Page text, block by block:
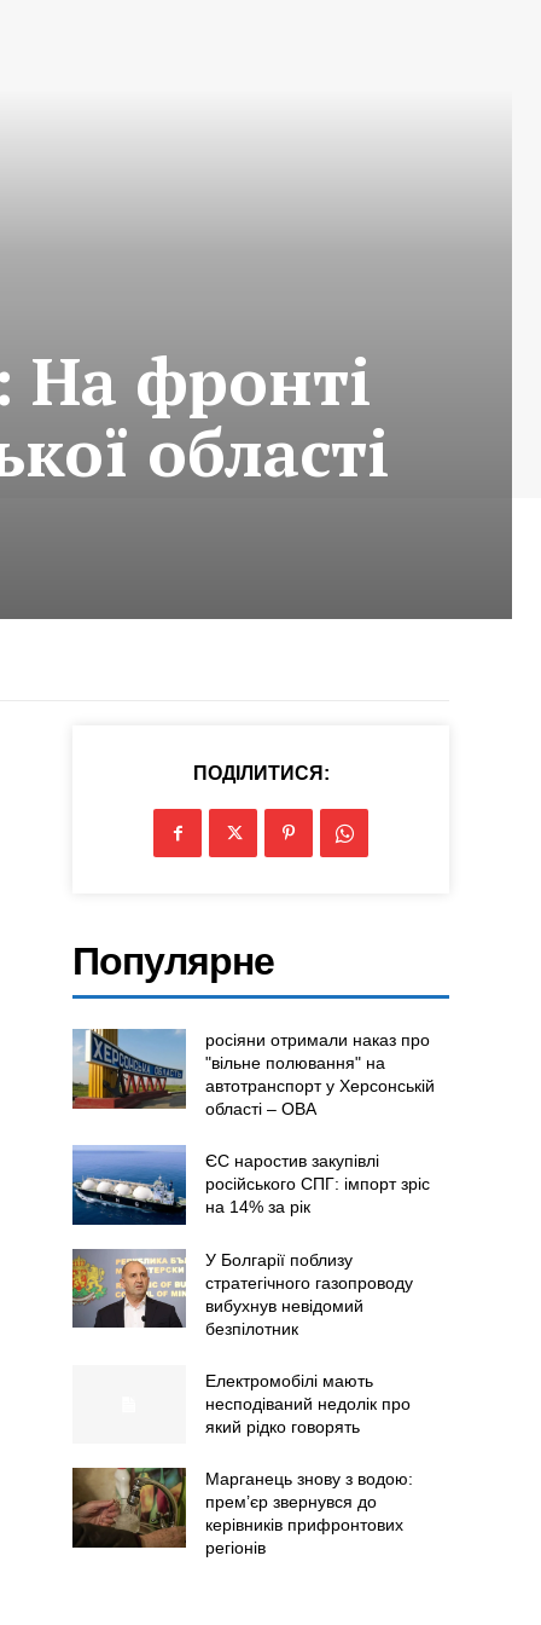
фронті
області
ПОДІЛИТИСЯ:
Популярне
росіяни отримали наказ про
"вільне полювання" на
автотранспорт у Херсонській
області – ОВА
ЄС наростив закупівлі
російського СПГ: імпорт зріс
на 14% за рік
У Болгарії поблизу
стратегічного газопроводу
вибухнув невідомий
безпілотник
Електромобілі мають
несподіваний недолік про
який рідко говорять
Марганець знову з водою:
прем’єр звернувся до
керівників прифронтових
регіонів